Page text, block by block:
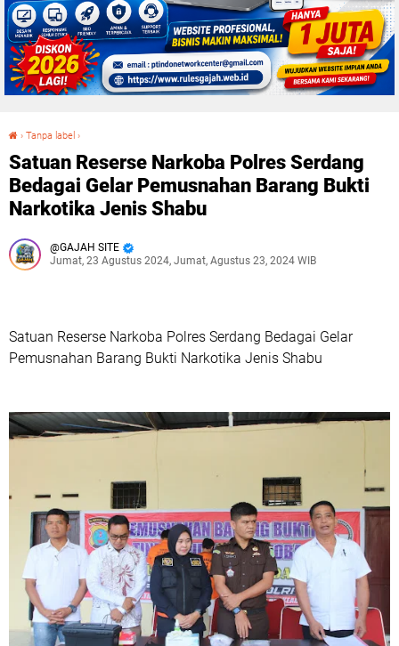
› Tanpa label ›
Satuan Reserse Narkoba Polres Serdang
Bedagai Gelar Pemusnahan Barang Bukti
Narkotika Jenis Shabu
GAJAH SITE
Jumat, 23 Agustus 2024, Jumat, Agustus 23, 2024 WIB
Satuan Reserse Narkoba Polres Serdang Bedagai Gelar
Pemusnahan Barang Bukti Narkotika Jenis Shabu